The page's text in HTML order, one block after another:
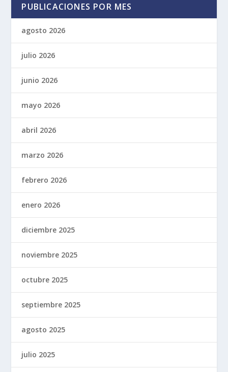
PUBLICACIONES POR MES
agosto 2026
julio 2026
junio 2026
mayo 2026
abril 2026
marzo 2026
febrero 2026
enero 2026
diciembre 2025
noviembre 2025
octubre 2025
septiembre 2025
agosto 2025
julio 2025